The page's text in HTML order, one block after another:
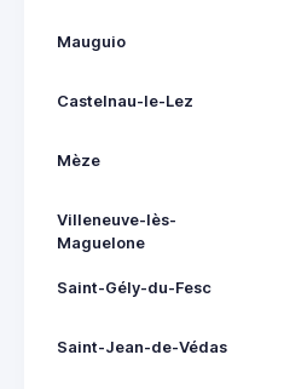
Mauguio
Castelnau-le-Lez
Mèze
Villeneuve-lès-
Maguelone
Saint-Gély-du-Fesc
Saint-Jean-de-Védas